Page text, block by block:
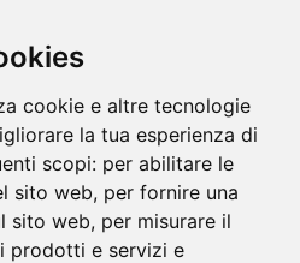
cookie e altre tecnologie
la tua esperienza di
scopi: per abilitare le
sito web, per fornire una
sito web, per misurare il
prodotti e servizi e